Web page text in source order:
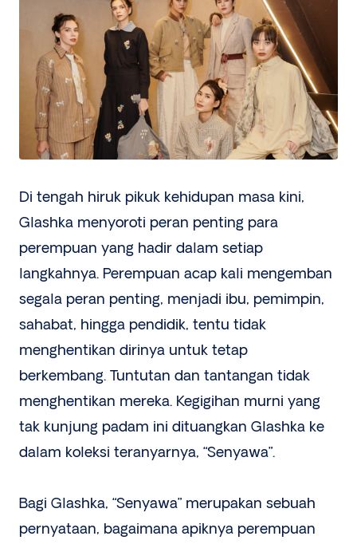
Di tengah hiruk pikuk kehidupan masa kini,
Glashka menyoroti peran penting para
perempuan yang hadir dalam setiap
langkahnya. Perempuan acap kali mengemban
segala peran penting, menjadi ibu, pemimpin,
sahabat, hingga pendidik, tentu tidak
menghentikan dirinya untuk tetap
berkembang. Tuntutan dan tantangan tidak
menghentikan mereka. Kegigihan murni yang
tak kunjung padam ini dituangkan Glashka ke
dalam koleksi teranyarnya, “Senyawa”.
Bagi Glashka, “Senyawa” merupakan sebuah
pernyataan, bagaimana apiknya perempuan